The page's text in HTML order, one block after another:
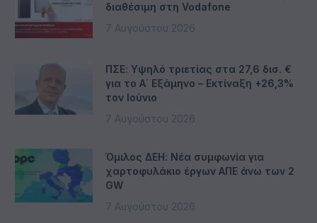
διαθέσιμη στη Vodafone
7 Αυγούστου 2026
ΠΣΕ: Υψηλό τριετίας στα 27,6 δισ. €
για το Α΄ Εξάμηνο – Εκτίναξη +26,3%
τον Ιούνιο
7 Αυγούστου 2026
Όμιλος ΔΕΗ: Νέα συμφωνία για
χαρτοφυλάκιο έργων ΑΠΕ άνω των 2
GW
7 Αυγούστου 2026